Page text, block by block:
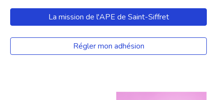
La mission de l'APE de Saint-Siffret
Régler mon adhésion